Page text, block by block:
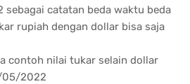
catatan beda waktu beda
rupiah dengan dollar bisa saja
contoh nilai tukar selain dollar
05/2022